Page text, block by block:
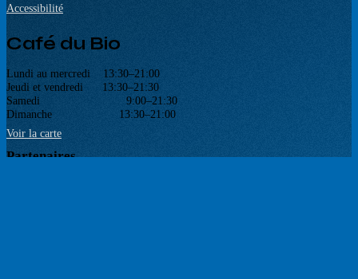
Accessibilité
Café du Bio
Lundi au mercredi 13:30–21:00
Jeudi et vendredi 13:30–21:30
Samedi 9:00–21:30
Dimanche 13:30–21:00
Voir la carte
Partenaires